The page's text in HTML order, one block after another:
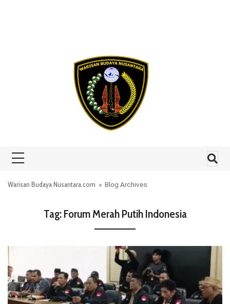
Warisan Budaya Nusantara.com » Blog Archives
Tag:Forum Merah Putih Indonesia